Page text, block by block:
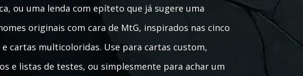
ou uma lenda com epíteto que já sugere uma
originais com cara de MtG, inspirados nas cinco
cartas multicoloridas. Use para cartas custom,
e listas de testes, ou simplesmente para achar um